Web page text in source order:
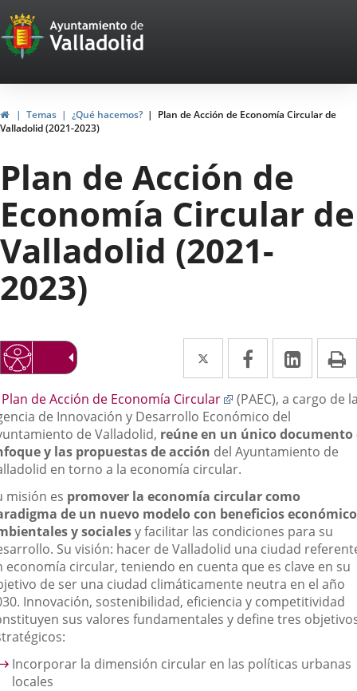
Portal
Web
del
Ayuntamiento
de
Valladolid
HomeTemas ¿Qué hacemos?
Plan de Acción de Economía Circular de
Valladolid (2021-2023)
Plan de Acción de
Economía Circular de
Valladolid (2021-
2023)
Twitter
Enlace
a
una
aplicación
externa.
Facebook
Enlace
a
una
aplicación
externa.
Enlace
a
una
Plan de Acción de Economía Circular
Enlace
a
una
aplicación
externa.
(PAEC), a cargo de
de Innovación y Desarrollo Económico del
de Valladolid, reúne en un único documento
y las propuestas de acción del Ayuntamiento de
en torno a la economía circular.
misión es promover la economía circular como
de un nuevo modelo con beneficios
y socialesy facilitar las condiciones para su
Su visión: hacer de Valladolid una ciudad
economía circular, teniendo en cuenta que es clave en su
de ser una ciudad climáticamente neutra en el año
Innovación, sostenibilidad, eficiencia y competitividad
sus valores fundamentales y define tres
Incorporar la dimensión circular en las políticas urbanas
locales